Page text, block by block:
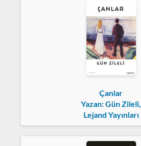
Çanlar
Yazan: Gün Zileli,
Lejand Yayınları